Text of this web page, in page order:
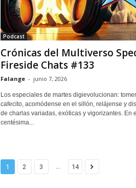
Podcast
Crónicas del Multiverso
Fireside Chats #133
Falange - junio 7, 2026
Los especiales de martes digievolucionan:
cafecito, acomódense en el sillón, relájense y
de charlas variadas, exóticas y vigorizantes. En
centésima...
1 2 3 ... 14